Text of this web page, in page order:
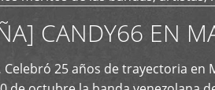
tendencias del metal y […]
CANDY66 EN
Celebró 25 años de trayectoria en